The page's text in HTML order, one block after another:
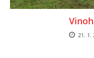
21. 1.